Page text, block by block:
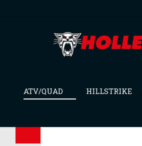
ATV/QUAD HILLSTRIKE